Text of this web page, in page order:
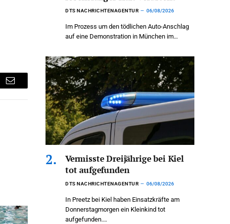
Email
DTS NACHRICHTENAGENTUR 06/08/2026
Im Prozess um den tödlichen Auto-Anschlag
auf eine Demonstration in München im…
Vermisste Dreijährige bei Kiel
tot aufgefunden
DTS NACHRICHTENAGENTUR 06/08/2026
In Preetz bei Kiel haben Einsatzkräfte am
Donnerstagmorgen ein Kleinkind tot
aufgefunden.…